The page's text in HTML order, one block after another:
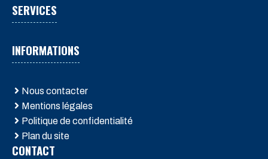
SERVICES
INFORMATIONS
Nous contacter
Mentions légales
Politique de confidentialité
Plan du site
CONTACT